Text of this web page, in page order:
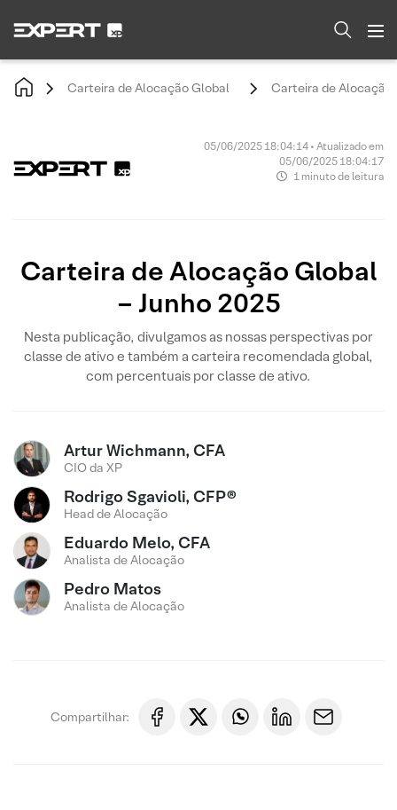
Carteira de Alocação Global Carteira de Alocação
05/06/2025 18:04:14 • Atualizado em
05/06/2025 18:04:17
1 minuto de leitura
Carteira de Alocação Global
– Junho 2025
Nesta publicação, divulgamos as nossas perspectivas por
classe de ativo e também a carteira recomendada global,
com percentuais por classe de ativo.
Artur Wichmann, CFA
CIO da XP
Rodrigo Sgavioli, CFP®
Head de Alocação
Eduardo Melo, CFA
Analista de Alocação
Pedro Matos
Analista de Alocação
Compartilhar: